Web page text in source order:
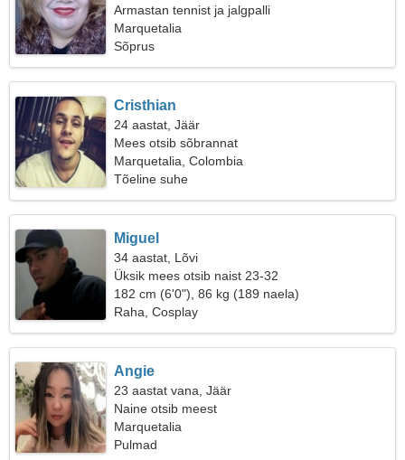
Armastan tennist ja jalgpalli
Marquetalia
Sõprus
Cristhian
24 aastat, Jäär
Mees otsib sõbrannat
Marquetalia, Colombia
Tõeline suhe
Miguel
34 aastat, Lõvi
Üksik mees otsib naist 23-32
182 cm (6'0"), 86 kg (189 naela)
Raha, Cosplay
Angie
23 aastat vana, Jäär
Naine otsib meest
Marquetalia
Pulmad